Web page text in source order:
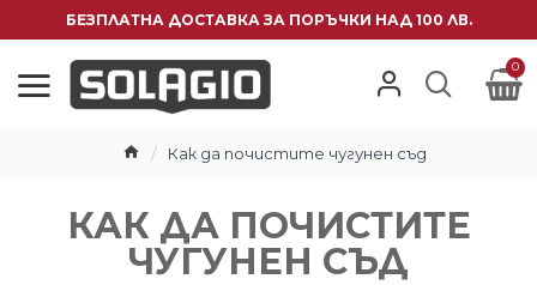
БЕЗПЛАТНА ДОСТАВКА ЗА ПОРЪЧКИ НАД 100 ЛВ.
0
Как да почистите чугунен съд
КАК ДА ПОЧИСТИТЕ
ЧУГУНЕН СЪД